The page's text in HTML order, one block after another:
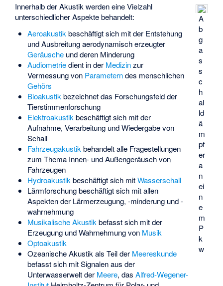
A
b
g
a
s
s
c
h
al
ld
ä
m
pf
er
a
n
ei
n
e
m
P
k
w
Innerhalb der Akustik werden eine Vielzahl
unterschiedlicher Aspekte behandelt:
Aeroakustik beschäftigt sich mit der Entstehung
und Ausbreitung aerodynamisch erzeugter
Geräuscheund deren Minderung
Audiometriedient in der Medizinzur
Vermessung von Parameterndes menschlichen
Gehörs
Bioakustik bezeichnet das Forschungsfeld der
Tierstimmenforschung
Elektroakustik beschäftigt sich mit der
Aufnahme, Verarbeitung und Wiedergabe von
Schall
Fahrzeugakustik behandelt alle Fragestellungen
zum Thema Innen- und Außengeräusch von
Fahrzeugen
Hydroakustik beschäftigt sich mitWasserschall
Lärmforschungbeschäftigt sich mit allen
Aspekten der Lärmerzeugung, -minderung und -
wahrnehmung
Musikalische Akustik befasst sich mit der
Erzeugung und Wahrnehmung von Musik
Optoakustik
Ozeanische Akustik als Teil der Meereskunde
befasst sich mit Signalen aus der
Unterwasserwelt der Meere, das Alfred-Wegener-